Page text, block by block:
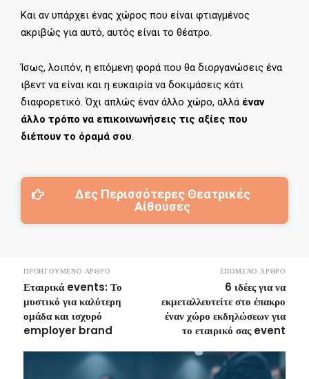
Και αν υπάρχει ένας χώρος που είναι φτιαγμένος
ακριβώς για αυτό, αυτός είναι το θέατρο.
Ίσως, λοιπόν, η επόμενη φορά που θα διοργανώσεις ένα
ιβεντ να είναι και η ευκαιρία να δοκιμάσεις κάτι
διαφορετικό. Όχι απλώς έναν άλλο χώρο, αλλά έναν
άλλο τρόπο να επικοινωνήσεις τις αξίες που
διέπουν το όραμά σου.
Δες Περισσότερες Θεατρικές
Αίθουσες
ΠΡΟΗΓΟΎΜΕΝΟ ΆΡΘΡΟ
Εταιρικά events: Το
μυστικό για καλύτερη
ομάδα και ισχυρό
employer brand
ΕΠΌΜΕΝΟ ΆΡΘΡΟ
6 ιδέες για να
εκμεταλλευτείτε στο έπακρο
έναν χώρο εκδηλώσεων για
το εταιρικό σας event